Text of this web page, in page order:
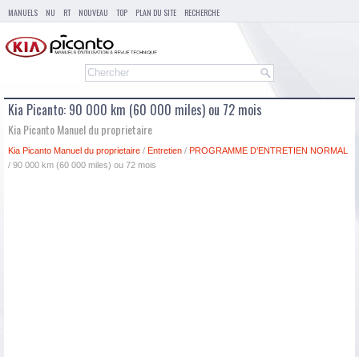
MANUELS NU RT NOUVEAU TOP PLAN DU SITE RECHERCHE
Kia Picanto: 90 000 km (60 000 miles) ou 72 mois
Kia Picanto Manuel du proprietaire
Kia Picanto Manuel du proprietaire / Entretien / PROGRAMME D’ENTRETIEN NORMAL
/ 90 000 km (60 000 miles) ou 72 mois